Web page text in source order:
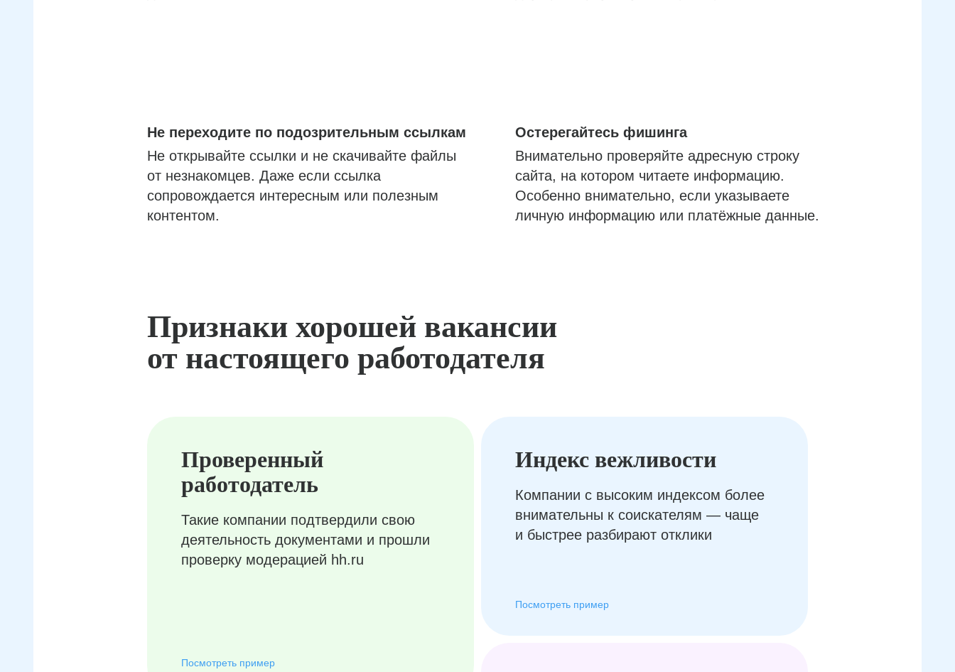
Не переходите по подозрительным ссылкам
Не открывайте ссылки и не скачивайте файлы
от незнакомцев. Даже если ссылка
сопровождается интересным или полезным
контентом.
Остерегайтесь фишинга
Внимательно проверяйте адресную строку
сайта, на котором читаете информацию.
Особенно внимательно, если указываете
личную информацию или платёжные данные.
Признаки хорошей вакансии
от настоящего работодателя
Проверенный
работодатель
Такие компании подтвердили свою
деятельность документами и прошли
проверку модерацией hh.ru
Посмотреть пример
Индекс вежливости
Компании с высоким индексом более
внимательны к соискателям — чаще
и быстрее разбирают отклики
Посмотреть пример